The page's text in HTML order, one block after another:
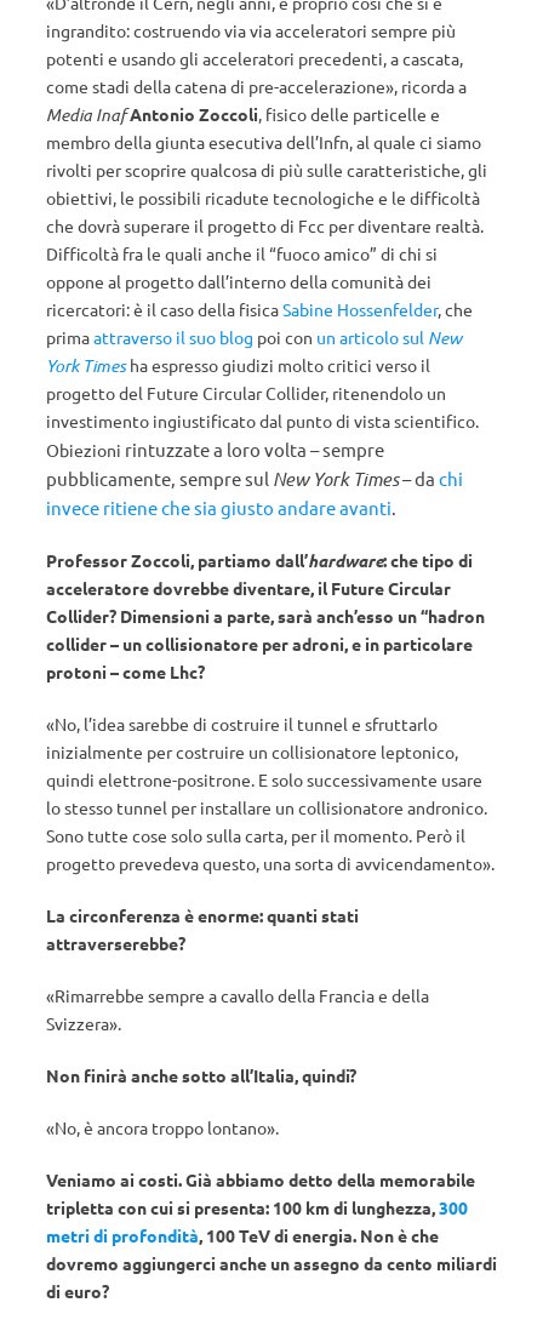
ingrandito: costruendo via via acceleratori sempre più
potenti e usando gli acceleratori precedenti, a cascata,
come stadi della catena di pre-accelerazione», ricorda a
Media InafAntonio Zoccoli, fisico delle particelle e
membro della giunta esecutiva dell’Infn, al quale ci siamo
rivolti per scoprire qualcosa di più sulle caratteristiche, gli
obiettivi, le possibili ricadute tecnologiche e le difficoltà
che dovrà superare il progetto di Fcc per diventare realtà.
Difficoltà fra le quali anche il “fuoco amico” di chi si
oppone al progetto dall’interno della comunità dei
ricercatori: è il caso della fisicaSabine Hossenfelder, che
primaattraverso il suo blog poi con un articolo sul New
York Timesha espresso giudizi molto critici verso il
progetto del Future Circular Collider, ritenendolo un
investimento ingiustificato dal punto di vista scientifico.
Obiezioni rintuzzate a loro volta – sempre
pubblicamente, sempre sul New York Times– da chi
invece ritiene che sia giusto andare avanti.
Professor Zoccoli, partiamo dall’hardware: che tipo di
acceleratore dovrebbe diventare, il Future Circular
Collider? Dimensioni a parte, sarà anch’esso un “hadron
collider – un collisionatore per adroni, e in particolare
protoni – come Lhc?
«No, l’idea sarebbe di costruire il tunnel e sfruttarlo
inizialmente per costruire un collisionatore leptonico,
quindi elettrone-positrone. E solo successivamente usare
lo stesso tunnel per installare un collisionatore andronico.
Sono tutte cose solo sulla carta, per il momento. Però il
progetto prevedeva questo, una sorta di avvicendamento».
La circonferenza è enorme: quanti stati
attraverserebbe?
«Rimarrebbe sempre a cavallo della Francia e della
Svizzera».
Non finirà anche sotto all’Italia, quindi?
«No, è ancora troppo lontano».
Veniamo ai costi. Già abbiamo detto della memorabile
tripletta con cui si presenta: 100 km di lunghezza,300
metri di profondità, 100 TeV di energia. Non è che
dovremo aggiungerci anche un assegno da cento miliardi
di euro?